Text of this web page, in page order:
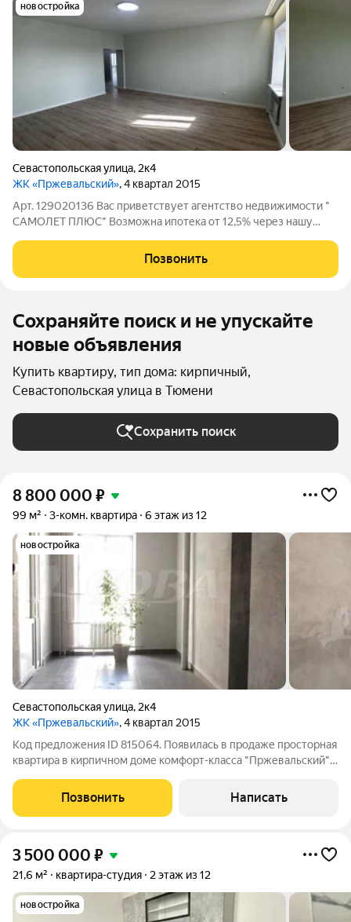
новостройка
Севастопольская улица, 2к4
ЖК «Пржевальский», 4 квартал 2015
Арт. 129020136 Вас приветствует агентство недвижимости "
САМОЛЕТ ПЛЮС" Возможна ипотека от 12,5% через нашу
можно узнать при звонке или на бесплатной консультации.
Продается четырех комнатная
Позвонить
Сохраняйте поиск и не упускайте
новые объявления
Купить квартиру, тип дома: кирпичный,
Севастопольская улица в Тюмени
Сохранить поиск
8 800 000 ₽
99 м² 3-комн. квартира 6 этаж из 12
новостройка
Севастопольская улица, 2к4
ЖК «Пржевальский», 4 квартал 2015
Код предложения ID 815064. Появилась в продаже просторная
квартира в кирпичном доме комфорт-класса "Пржевальский".
лифта: грузовой и пассажирский. Квартира расположена на
шестом
Позвонить Написать
3 500 000 ₽
21,6 м² квартира-студия 2 этаж из 12
новостройка